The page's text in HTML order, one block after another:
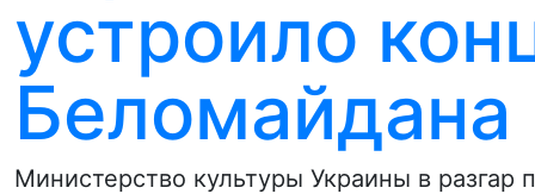
устроило
Беломайдана
Министерство культуры Украины в